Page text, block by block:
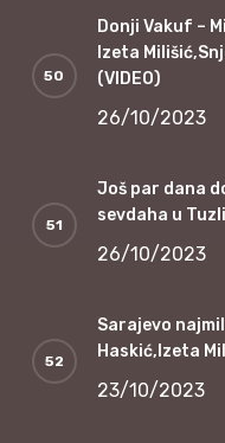
Donji Vakuf –
Izeta
(VIDEO)
26/10/2023
Još par dana
sevdaha u
26/10/2023
Sarajevo
Haskić,Izeta
23/10/2023